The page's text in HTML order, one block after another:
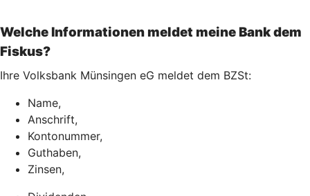
Welche Informationen meldet meine Bank dem
Fiskus?
Ihre Volksbank Münsingen eG meldet dem BZSt:
Name,
Anschrift,
Kontonummer,
Guthaben,
Zinsen,